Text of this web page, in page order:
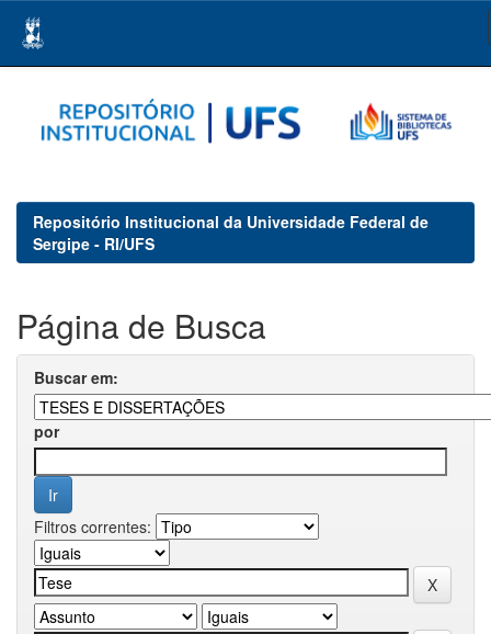
navigation
Repositório Institucional da Universidade Federal de
Sergipe - RI/UFS
Página de Busca
Buscar em:
por
Filtros correntes: